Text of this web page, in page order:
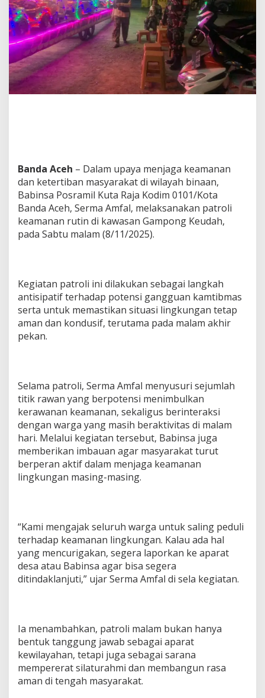
l
a
m
H
a
r
,
K
u
t
a
R
a
a
a
r
P
a
t
e
a
m
a
n
a
n
D
i
o
n
g
K
e
u
Banda Aceh – Dalam upaya menjaga keamanan
dan ketertiban masyarakat di wilayah binaan,
Babinsa Posramil Kuta Raja Kodim 0101/Kota
Banda Aceh, Serma Amfal, melaksanakan patroli
keamanan rutin di kawasan Gampong Keudah,
pada Sabtu malam (8/11/2025).
Kegiatan patroli ini dilakukan sebagai langkah
antisipatif terhadap potensi gangguan kamtibmas
serta untuk memastikan situasi lingkungan tetap
aman dan kondusif, terutama pada malam akhir
pekan.
Selama patroli, Serma Amfal menyusuri sejumlah
titik rawan yang berpotensi menimbulkan
kerawanan keamanan, sekaligus berinteraksi
dengan warga yang masih beraktivitas di malam
hari. Melalui kegiatan tersebut, Babinsa juga
memberikan imbauan agar masyarakat turut
berperan aktif dalam menjaga keamanan
lingkungan masing-masing.
“Kami mengajak seluruh warga untuk saling peduli
terhadap keamanan lingkungan. Kalau ada hal
yang mencurigakan, segera laporkan ke aparat
desa atau Babinsa agar bisa segera
ditindaklanjuti,” ujar Serma Amfal di sela kegiatan.
Ia menambahkan, patroli malam bukan hanya
bentuk tanggung jawab sebagai aparat
kewilayahan, tetapi juga sebagai sarana
mempererat silaturahmi dan membangun rasa
aman di tengah masyarakat.